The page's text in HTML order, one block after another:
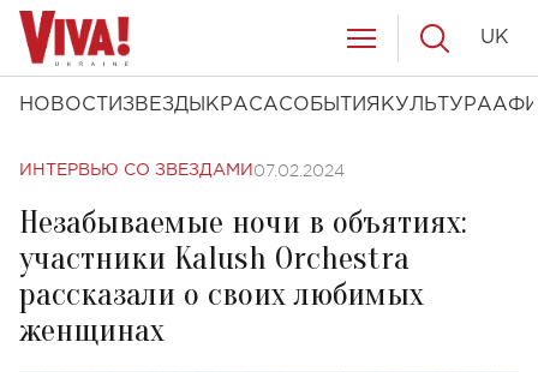
НОВОСТИ ЗВЕЗДЫ КРАСАСОБЫТИЯ КУЛЬТУРА
UK
ИНТЕРВЬЮ СО ЗВЕЗДАМИ 07.02.2024
Незабываемые ночи в объятиях:
участники Kalush Orchestra
рассказали о своих любимых
женщинах